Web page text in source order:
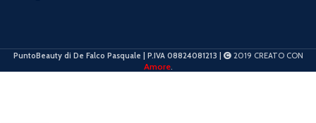
PuntoBeauty di De Falco Pasquale | P.IVA 08824081213 | 2019 CREATO CON
Amore